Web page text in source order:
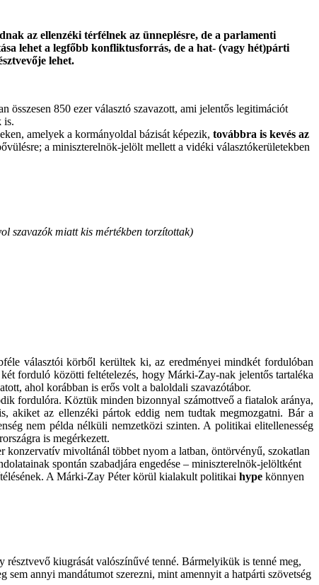
az ellenzéki térfélnek az ünneplésre, de a parlamenti
lehet a legfőbb konfliktusforrás, de a hat- (vagy hét)párti
lehet.
összesen 850 ezer választó szavazott, ami jelentős legitimációt
is.
amelyek a kormányoldal bázisát képezik, továbbra is kevés az
a miniszterelnök-jelölt mellett a vidéki választókerületekben
szavazók miatt kis mértékben torzítottak)
választói körből kerültek ki, az eredményei mindkét fordulóban
forduló közötti feltételezés, hogy Márki-Zay-nak jelentős tartaléka
ahol korábban is erős volt a baloldali szavazótábor.
fordulóra. Köztük minden bizonnyal számottveő a fiatalok aránya,
akiket az ellenzéki pártok eddig nem tudtak megmozgatni. Bár a
nem példa nélküli nemzetközi szinten. A politikai elitellenesség
is megérkezett.
konzervatív mivoltánál többet nyom a latban, öntörvényű, szokatlan
spontán szabadjára engedése – miniszterelnök-jelöltként
A Márki-Zay Péter körül kialakult politikai hype könnyen
kiugrását valószínűvé tenné. Bármelyikük is tenné meg,
annyi mandátumot szerezni, mint amennyit a hatpárti szövetség